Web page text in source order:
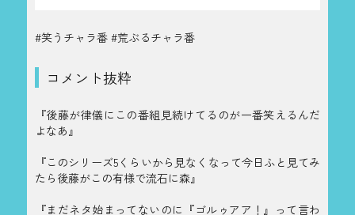
#笑うチャラ番 #荒ぶるチャラ番
コメント抜粋
『後藤が律儀にこの番組見続けてるのが一番笑えるんだ
よなあ』
『このシリーズ5くらいから見なくなって今日ふと見てみ
たら後藤がこの有様で流石に森』
『まだネタ始まってないのに『ゴルゥアア！』って言わ